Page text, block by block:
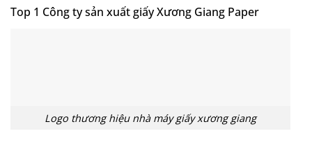
Top 1 Công ty sản xuất giấy Xương Giang Paper
Logo thương hiệu nhà máy giấy xương giang